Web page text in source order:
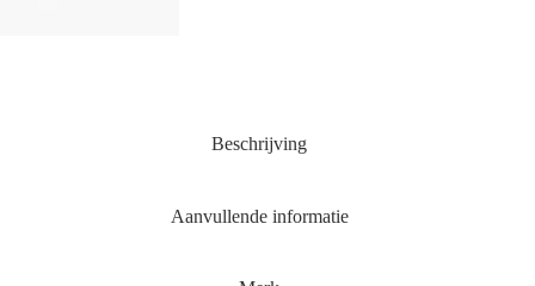
Beschrijving
Aanvullende informatie